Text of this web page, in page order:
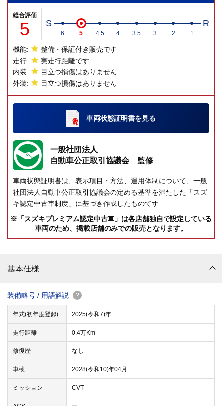
総合評価
5 S R
6 5 4.5 4 3.5 3 2 1
機能:
整備・保証付き販売です
走行:
実走行距離です
内装:
目立つ損傷はありません
外装:
目立つ損傷はありません
車両状態証明書を見る
一般社団法人
自動車公正取引協議会 監修
車両状態証明書は、表示項目・方法、運用体制について、一般
社団法人自動車公正取引協議会の定める基準を満たした「スズ
キ認定中古車制度」に基づき作成したものです
※「スズキプレミアム認定中古車」は各店舗独自で設定している
車両のため、掲載店舗のみでの販売となります。
基本仕様
装備略号 / 用語解説 ?
年式(初年度登録) 2025(令和7)年
走行距離 0.4万Km
修復歴 なし
車検 2028(令和10)年04月
ミッション CVT